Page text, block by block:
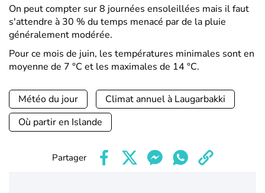
On peut compter sur 8 journées ensoleillées mais il faut
s'attendre à 30 % du temps menacé par de la pluie
généralement modérée.
Pour ce mois de juin, les températures minimales sont en
moyenne de 7 °C et les maximales de 14 °C.
Météo du jour
Climat annuel à Laugarbakki
Où partir en Islande
Partager